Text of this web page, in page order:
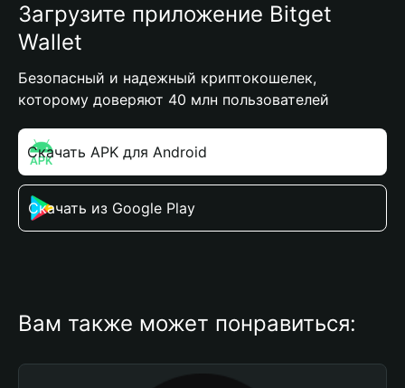
Загрузите приложение Bitget
Wallet
Безопасный и надежный криптокошелек,
которому доверяют 40 млн пользователей
Скачать APK для Android
Скачать из Google Play
Вам также может понравиться: